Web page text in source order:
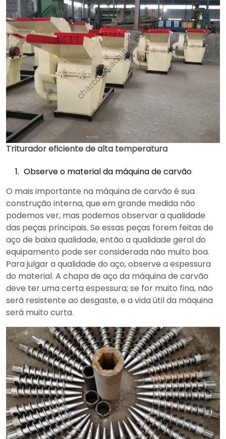
Triturador eficiente de alta temperatura
Observe o material da máquina de carvão
O mais importante na máquina de carvão é sua
construção interna, que em grande medida não
podemos ver, mas podemos observar a qualidade
das peças principais. Se essas peças forem feitas de
aço de baixa qualidade, então a qualidade geral do
equipamento pode ser considerada não muito boa.
Para julgar a qualidade do aço, observe a espessura
do material. A chapa de aço da máquina de carvão
deve ter uma certa espessura; se for muito fina, não
será resistente ao desgaste, e a vida útil da máquina
será muito curta.